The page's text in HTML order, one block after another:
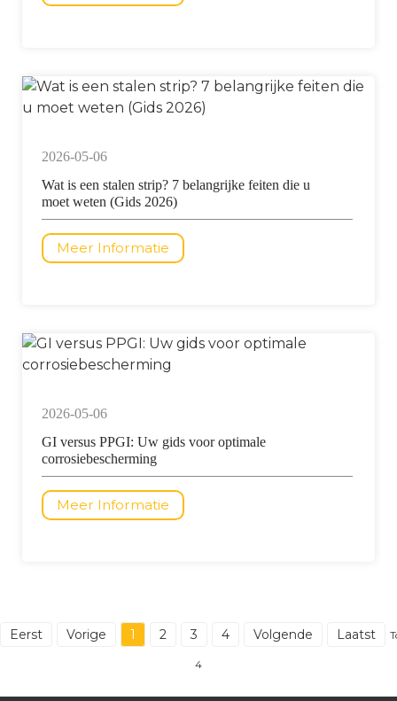
2026-05-06
Wat is een stalen strip? 7 belangrijke feiten die u
moet weten (Gids 2026)
Meer Informatie
2026-05-06
GI versus PPGI: Uw gids voor optimale
corrosiebescherming
Meer Informatie
Eerst Vorige 1 2 3 4 Volgende Laatst
4